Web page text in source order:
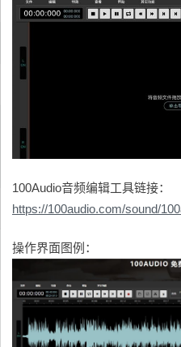
100Audio音频编辑工具链接：
https://100audio.com/sound/
操作界面图例：